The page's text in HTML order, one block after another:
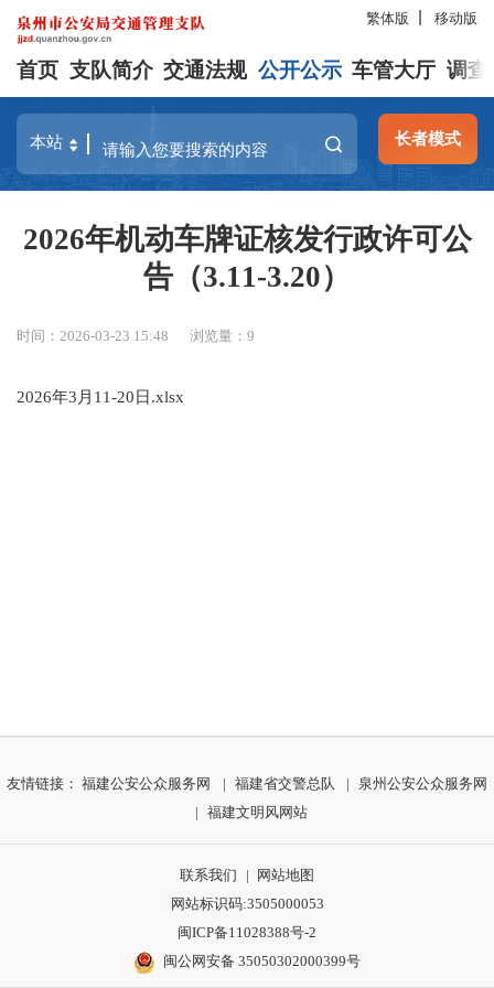
繁体版 移动版
首页 支队简介 交通法规 公开公示 车管大厅 调查
长者模式
2026年机动车牌证核发行政许可公
告（3.11-3.20）
时间：2026-03-23 15:48 浏览量：9
2026年3月11-20日.xlsx
友情链接：福建公安公众服务网 | 福建省交警总队 |
泉州公安公众服务网
| 福建文明风网站
联系我们 |
网站地图
网站标识码:3505000053
闽ICP备11028388号-2
闽公网安备 35050302000399号